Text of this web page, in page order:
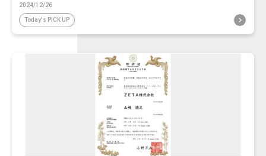
2024/12/26
Today's PICK UP